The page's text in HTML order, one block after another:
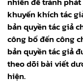
khuyến khích tác
bản quyền tác giả
công bố đến công
bản quyền tác giả
theo dõi bài viết
hiện.